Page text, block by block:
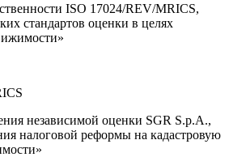
ISO 17024/REV/MRICS,
стандартов оценки в целях
независимой оценки SGR S.p.A.,
налоговой реформы на кадастровую